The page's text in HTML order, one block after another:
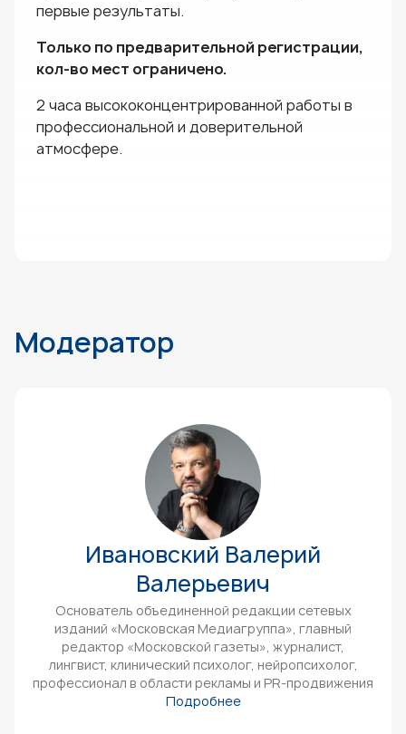
первые результаты.
Только по предварительной регистрации,
кол-во мест ограничено.
2 часа высококонцентрированной работы в
профессиональной и доверительной
атмосфере.
Модератор
Ивановский Валерий
Валерьевич
Основатель объединенной редакции сетевых
изданий «Московская Медиагруппа», главный
редактор «Московской газеты», журналист,
лингвист, клинический психолог, нейропсихолог,
профессионал в области рекламы и PR-продвижения
Подробнее